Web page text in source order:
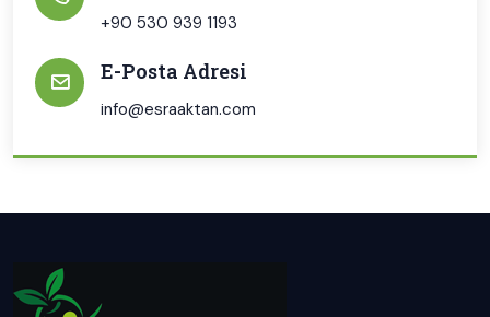
+90 530 939 1193
E-Posta Adresi
info@esraaktan.com